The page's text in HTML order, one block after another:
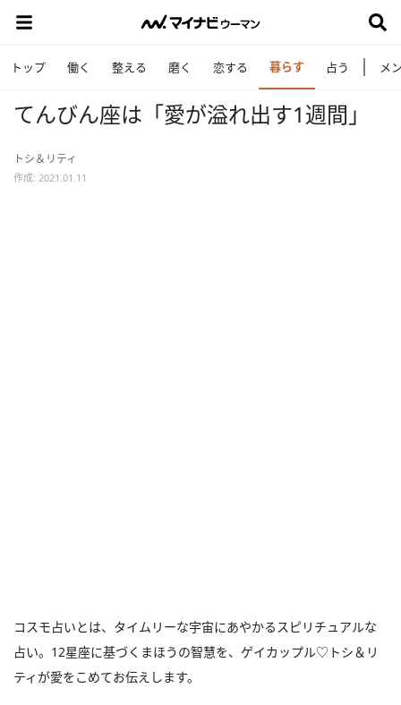
トップ 働く 整える 磨く 恋する 暮らす 占う メ
てんびん座は「愛が溢れ出す1週間」
トシ＆リティ
作成: 2021.01.11
コスモ占いとは、タイムリーな宇宙にあやかるスピリチュアルな
占い。12星座に基づくまほうの智慧を、ゲイカップル♡トシ＆リ
ティが愛をこめてお伝えします。